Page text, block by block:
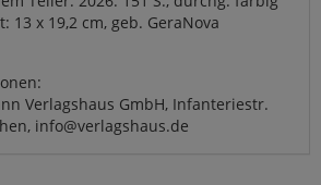
13 x 19,2 cm, geb. GeraNova
Verlagshaus GmbH, Infanteriestr.
info@verlagshaus.de